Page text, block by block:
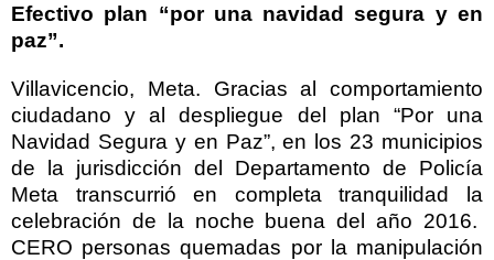
Efectivo plan “por una navidad segura y en
paz”.
Villavicencio, Meta. Gracias al comportamiento
ciudadano y al despliegue del plan “Por una
Navidad Segura y en Paz”, en los 23 municipios
de la jurisdicción del Departamento de Policía
Meta transcurrió en completa tranquilidad la
celebración de la noche buena del año 2016.
CERO personas quemadas por la manipulación